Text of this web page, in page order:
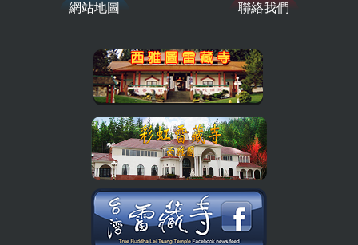
網站地圖 聯絡我們